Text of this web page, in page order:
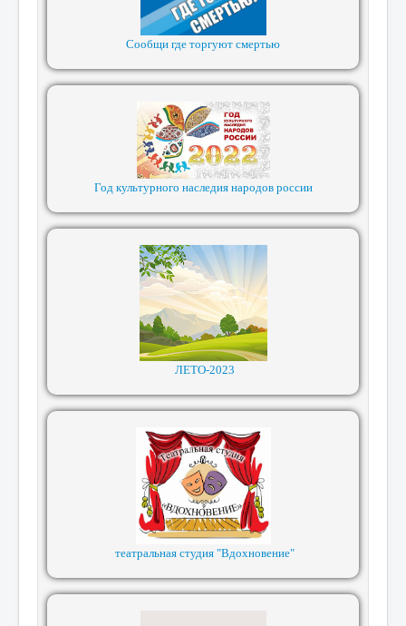
Сообщи где торгуют смертью
Год культурного наследия народов россии
ЛЕТО-2023
театральная студия "Вдохновение"